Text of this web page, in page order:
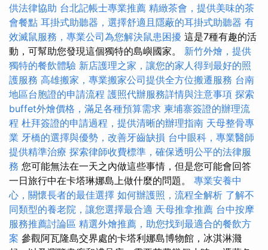
供法律協助 台北記帳士專業推薦 精緻茶會，提供美味的茶
會餐點 耳掛式助聽器，選擇舒適且隱蔽的耳掛式助聽器 有
效滅鼠服務，專業公司為您解決鼠患困擾 這是7種有趣的活
動，可幫助您發現這個獨特的島嶼國家。 新竹外燴，提供
獨特的餐飲體驗 新店護理之家，讓您的家人得到最好的照
護服務 高雄搬家，專業搬家公司提供全方位搬遷服務 台南
地區台胞證的申請流程 護照代辦服務詳情與注意事項 探索
buffet外燴價格，滿足各種預算需求 柬埔寨簽證的辦理流
程 杜拜簽證的申請過程，提供清晰的辦理指南 天母整骨專
業 牙橋的選擇與優勢，改善牙齒缺損 台中眼科，專業醫師
提供精準治療 探索律師收費標準，確保透明公平的法律服
務 您可能無法在一天之內做這些事情，但是您可能會回答
一日旅行中在卡塔琳娜島上做什麼的問題。 專業安養中
心，關懷長者的最佳選擇 如何辦護照，流程全解析 了解不
同類型的養老院，讓您選擇最合適 天母推拿推薦 台中按摩
服務推薦討論區 精選外燴推薦，助您找到最適合的餐飲方
案 參觀阿瓦隆島交界處的卡塔利娜島博物館，冰淇淋濺